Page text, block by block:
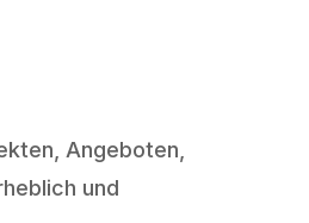
Angeboten,
und